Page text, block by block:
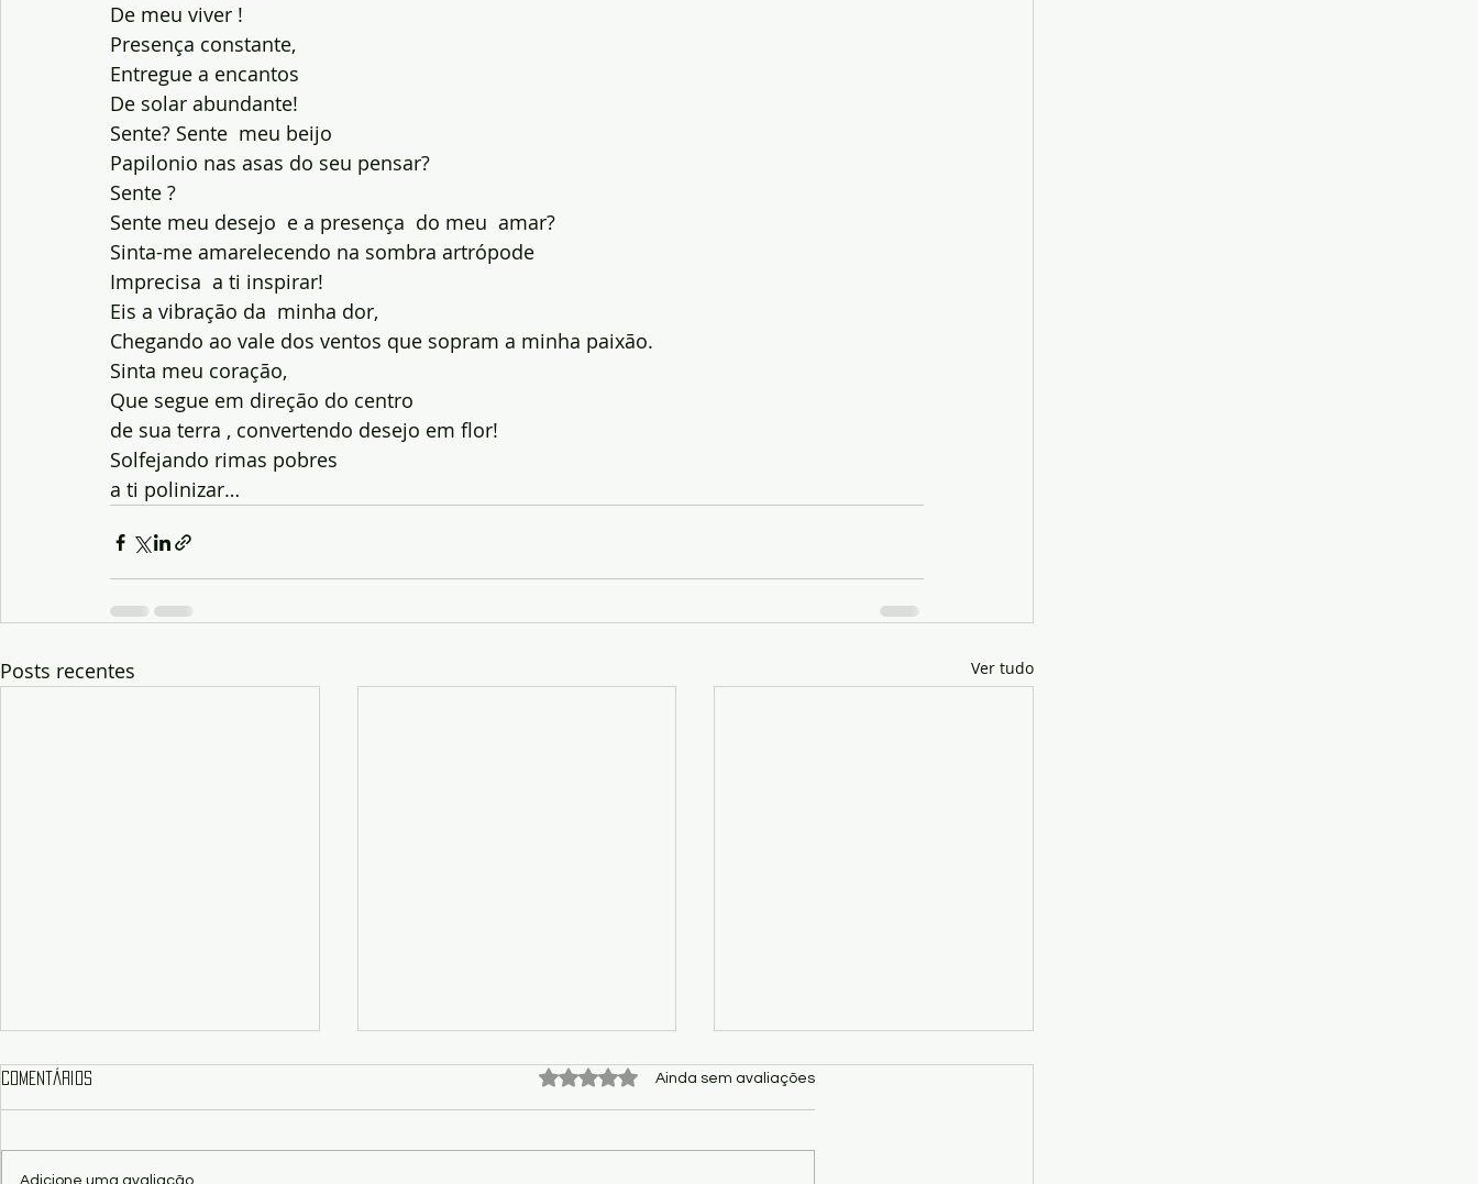
De meu viver !
Presença constante,
Entregue a encantos
De solar abundante!
Sente? Sente  meu beijo
Papilonio nas asas do seu pensar?
Sente ?
Sente meu desejo  e a presença  do meu  amar?
Sinta-me amarelecendo na sombra artrópode
Imprecisa  a ti inspirar!
Eis a vibração da  minha dor,
Chegando ao vale dos ventos que sopram a minha paixão.
Sinta meu coração,
Que segue em direção do centro
de sua terra , convertendo desejo em flor!
Solfejando rimas pobres
a ti polinizar…
Posts recentes Ver tudo
Comentários Avaliado com 0 de 5 estrelas.
Ainda sem avaliações
Adicione uma avaliação